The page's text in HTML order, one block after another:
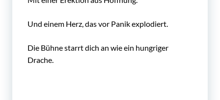
Und einem Herz, das vor Panik explodiert.
Die Bühne starrt dich an wie ein hungriger
Drache.